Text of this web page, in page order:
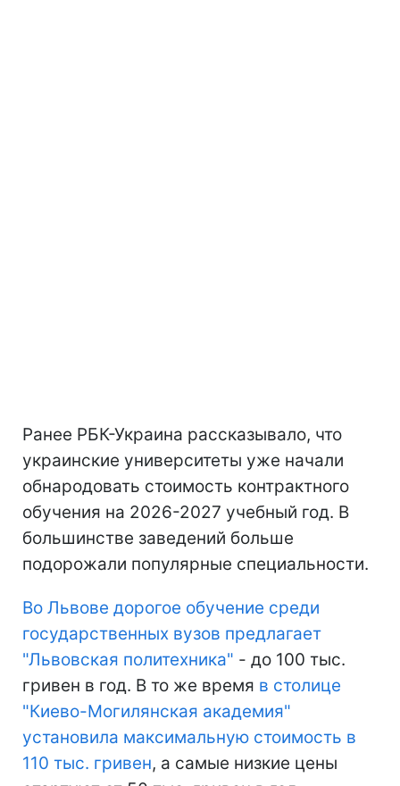
Ранее РБК-Украина рассказывало, что
украинские университеты уже начали
обнародовать стоимость контрактного
обучения на 2026-2027 учебный год. В
большинстве заведений больше
подорожали популярные специальности.
Во Львове дорогое обучение среди
государственных вузов предлагает
"Львовская политехника" - до 100 тыс.
гривен в год. В то же время в столице
"Киево-Могилянская академия"
установила максимальную стоимость в
110 тыс. гривен, а самые низкие цены